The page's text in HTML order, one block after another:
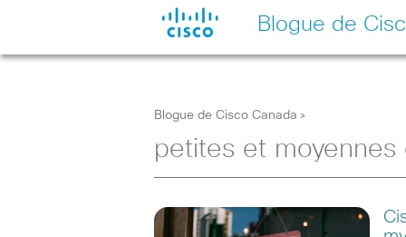
Blogue de
Blogue de Cisco Canada >
petites et